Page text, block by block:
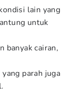
lain yang
untuk
banyak cairan,
parah juga